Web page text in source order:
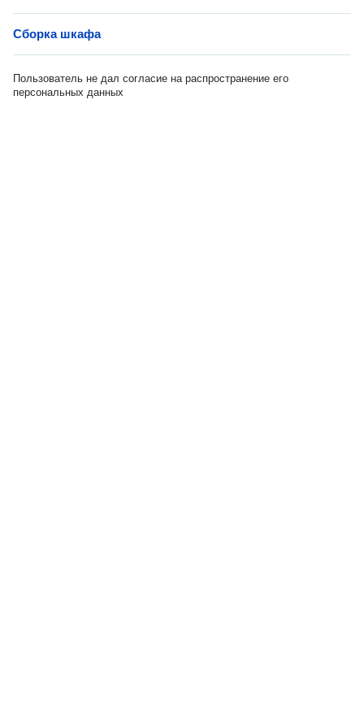
Сборка шкафа
Пользователь не дал согласие на распространение его
персональных данных